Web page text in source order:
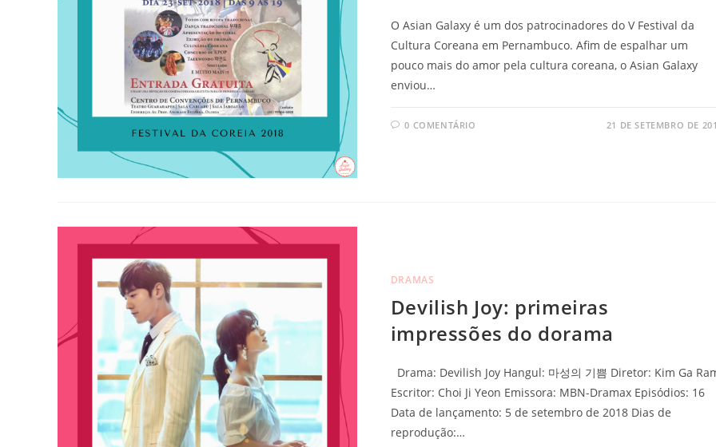
O Asian Galaxy é um dos patrocinadores do V Festival da
Cultura Coreana em Pernambuco. Afim de espalhar um
pouco mais do amor pela cultura coreana, o Asian Galaxy
enviou…
0 COMENTÁRIO 21 DE SETEMBRO DE
DRAMAS
Devilish Joy: primeiras
impressões do dorama
Drama: Devilish Joy Hangul: 마성의 기쁨 Diretor: Kim Ga
Escritor: Choi Ji Yeon Emissora: MBN-Dramax Episódios: 16
Data de lançamento: 5 de setembro de 2018 Dias de
reprodução:…